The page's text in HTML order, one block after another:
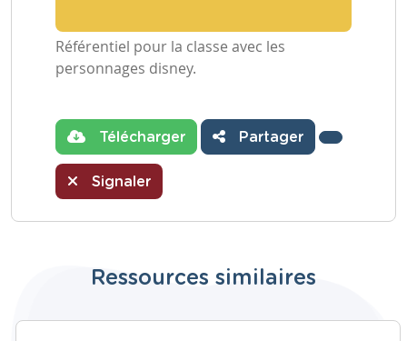
Référentiel pour la classe avec les
personnages disney.
Télécharger Partager
Signaler
Ressources similaires